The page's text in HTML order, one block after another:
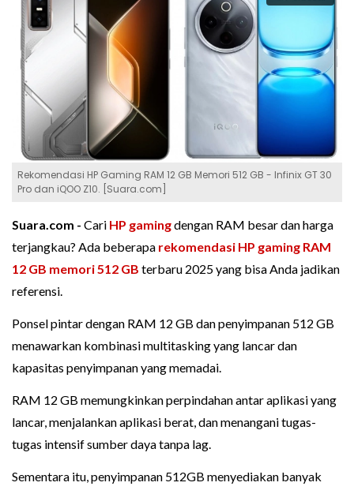
Rekomendasi HP Gaming RAM 12 GB Memori 512 GB - Infinix GT 30
Pro dan iQOO Z10. [Suara.com]
Suara.com - Cari HP gamingdengan RAM besar dan harga
terjangkau? Ada beberapa rekomendasi HP gaming RAM
12 GB memori 512 GB terbaru 2025 yang bisa Anda jadikan
referensi.
Ponsel pintar dengan RAM 12 GB dan penyimpanan 512 GB
menawarkan kombinasi multitasking yang lancar dan
kapasitas penyimpanan yang memadai.
RAM 12 GB memungkinkan perpindahan antar aplikasi yang
lancar, menjalankan aplikasi berat, dan menangani tugas-
tugas intensif sumber daya tanpa lag.
Sementara itu, penyimpanan 512GB menyediakan banyak